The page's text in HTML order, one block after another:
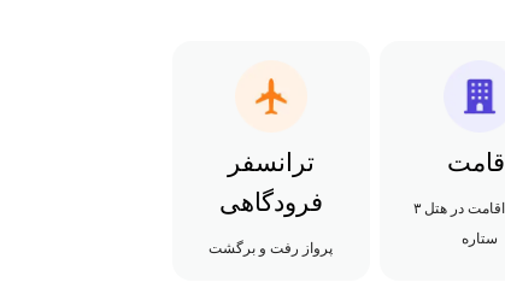
اقامت
۳ شب اقامت در هتل ۳
ستاره
ترانسفر
فرودگاهی
پرواز رفت و برگشت